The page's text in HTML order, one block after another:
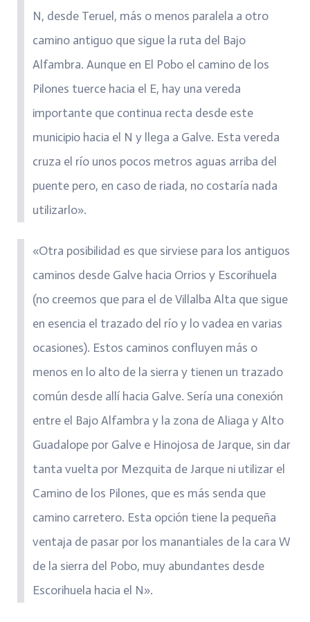
N, desde Teruel, más o menos paralela a otro
camino antiguo que sigue la ruta del Bajo
Alfambra. Aunque en El Pobo el camino de los
Pilones tuerce hacia el E, hay una vereda
importante que continua recta desde este
municipio hacia el N y llega a Galve. Esta vereda
cruza el río unos pocos metros aguas arriba del
puente pero, en caso de riada, no costaría nada
utilizarlo».
«Otra posibilidad es que sirviese para los antiguos
caminos desde Galve hacia Orrios y Escorihuela
(no creemos que para el de Villalba Alta que sigue
en esencia el trazado del río y lo vadea en varias
ocasiones). Estos caminos confluyen más o
menos en lo alto de la sierra y tienen un trazado
común desde allí hacia Galve. Sería una conexión
entre el Bajo Alfambra y la zona de Aliaga y Alto
Guadalope por Galve e Hinojosa de Jarque, sin dar
tanta vuelta por Mezquita de Jarque ni utilizar el
Camino de los Pilones, que es más senda que
camino carretero. Esta opción tiene la pequeña
ventaja de pasar por los manantiales de la cara W
de la sierra del Pobo, muy abundantes desde
Escorihuela hacia el N».